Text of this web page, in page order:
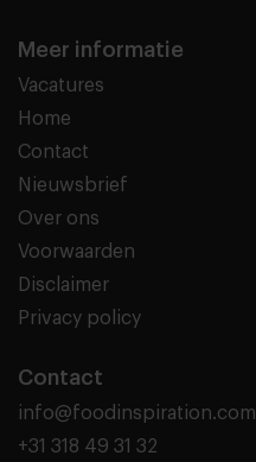
Meer informatie
Vacatures
Home
Contact
Nieuwsbrief
Over ons
Voorwaarden
Disclaimer
Privacy policy
Contact
info@foodinspiration.com
+31 318 49 31 32